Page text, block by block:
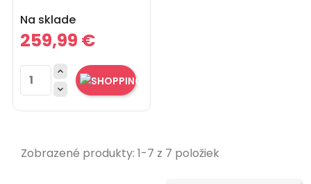
Na sklade
Cena
259,99 €


Zobrazené produkty: 1-7 z 7 položiek